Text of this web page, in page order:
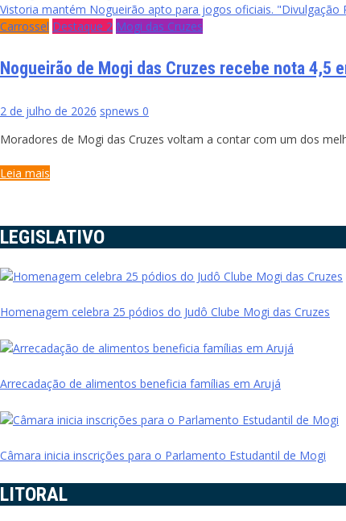
Vistoria mantém Nogueirão apto para jogos oficiais. "Divulgação
Carrossel Destaque 2 Mogi das Cruzes
Nogueirão de Mogi das Cruzes recebe nota 4,5
2 de julho de 2026 spnews 0
Moradores de Mogi das Cruzes voltam a contar com um dos
Leia mais
LEGISLATIVO
Homenagem celebra 25 pódios do Judô Clube Mogi das Cruzes
Arrecadação de alimentos beneficia famílias em Arujá
Câmara inicia inscrições para o Parlamento Estudantil de Mogi
LITORAL